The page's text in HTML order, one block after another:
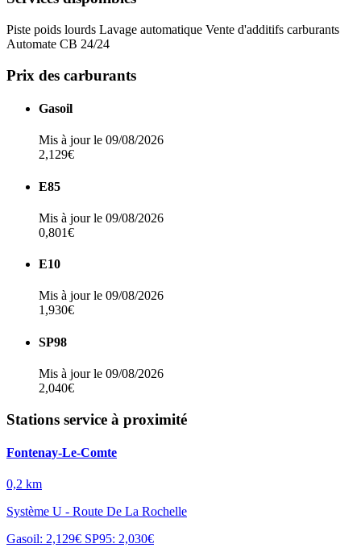
Piste poids lourds Lavage automatique Vente d'additifs carburants
Automate CB 24/24
Prix des carburants
Gasoil
Mis à jour le 09/08/2026
2,129€
E85
Mis à jour le 09/08/2026
0,801€
E10
Mis à jour le 09/08/2026
1,930€
SP98
Mis à jour le 09/08/2026
2,040€
Stations service à proximité
Fontenay-Le-Comte
0,2 km
Système U - Route De La Rochelle
Gasoil: 2,129€ SP95: 2,030€